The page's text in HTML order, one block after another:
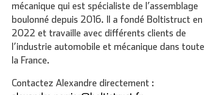
mécanique qui est spécialiste de l’assemblage
boulonné depuis 2016. Il a fondé Boltistruct en
2022 et travaille avec différents clients de
l’industrie automobile et mécanique dans toute
la France.
Contactez Alexandre directement :